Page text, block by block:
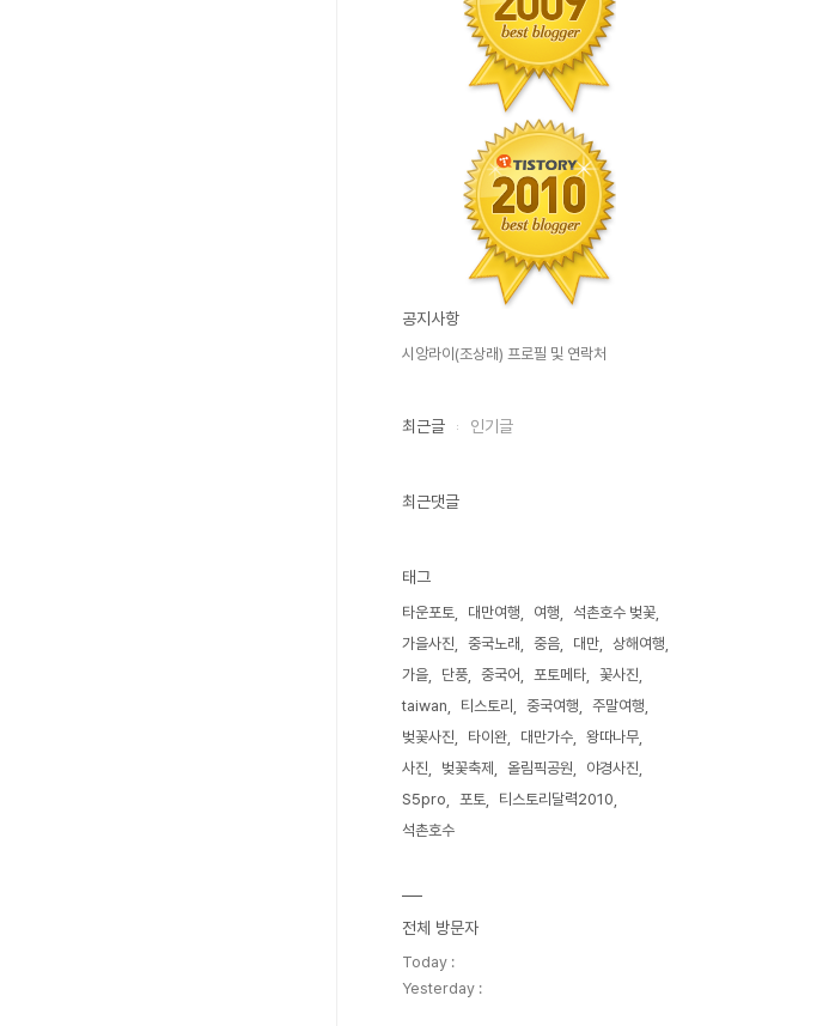
공지사항
시앙라이(조상래) 프로필 및 연락처
최근글 인기글
최근댓글
태그
타운포토 대만여행 여행
석촌호수 벚꽃
가을사진
중국노래 중음 대만
상해여행
가을
단풍 중국어 포토메타
꽃사진
taiwan
티스토리 중국여행
주말여행
벚꽃사진
타이완 대만가수
왕따나무
사진
벚꽃축제 올림픽공원
야경사진
S5pro
포토
티스토리달력2010
석촌호수
전체 방문자
Today :
Yesterday :